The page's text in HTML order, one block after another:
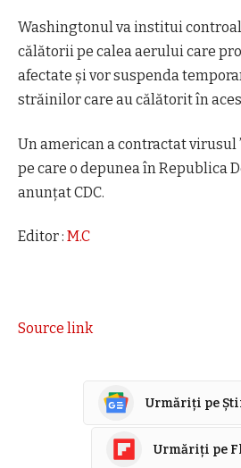
Washingtonul va institui
călătorii pe calea aerului care
afectate şi vor suspenda
străinilor care au călătorit în
Un american a contractat virusul
pe care o depunea în Republica
anunţat CDC.
Editor : M.C
Source link
Urmăriți pe
Urmăriți pe